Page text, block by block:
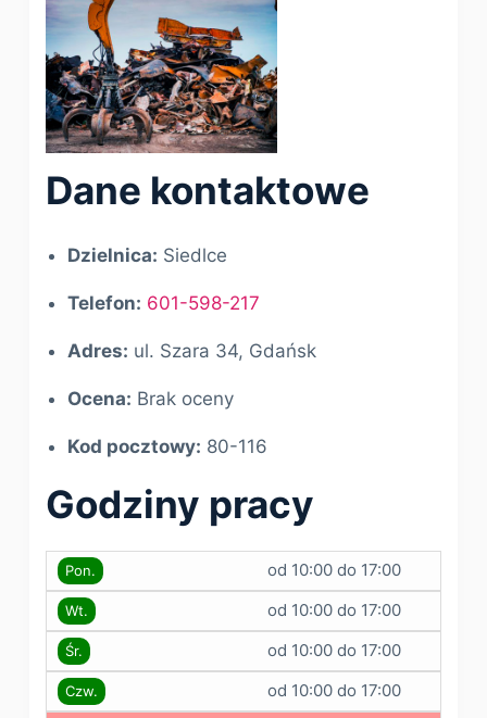
Dane kontaktowe
Dzielnica: Siedlce
Telefon: 601-598-217
Adres: ul. Szara 34, Gdańsk
Ocena: Brak oceny
Kod pocztowy: 80-116
Godziny pracy
Pon. od 10:00 do 17:00
Wt. od 10:00 do 17:00
Śr. od 10:00 do 17:00
Czw. od 10:00 do 17:00